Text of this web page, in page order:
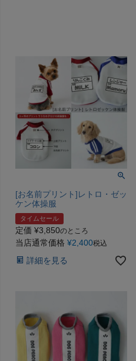
[お名前プリント]レトロ・ゼッ
ケン体操服
タイムセール
定価 ¥3,850のところ
当店通常価格 ¥2,400税込
詳細を見る